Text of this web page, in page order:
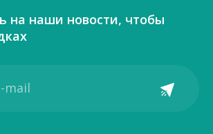
на наши новости, чтобы